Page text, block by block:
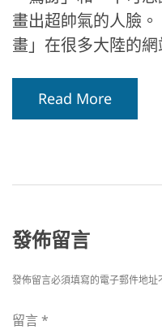
畫出超帥氣的人臉
畫」在很多大陸的
Read More
發佈留言
發佈留言必須填寫的電子郵件地址
留言*